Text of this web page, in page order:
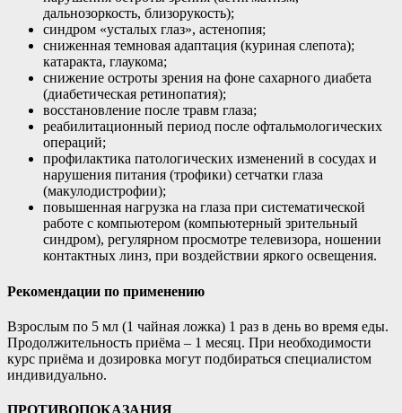
дальнозоркость, близорукость);
синдром «усталых глаз», астенопия;
сниженная темновая адаптация (куриная слепота);
катаракта, глаукома;
снижение остроты зрения на фоне сахарного диабета
(диабетическая ретинопатия);
восстановление после травм глаза;
реабилитационный период после офтальмологических
операций;
профилактика патологических изменений в сосудах и
нарушения питания (трофики) сетчатки глаза
(макулодистрофии);
повышенная нагрузка на глаза при систематической
работе с компьютером (компьютерный зрительный
синдром), регулярном просмотре телевизора, ношении
контактных линз, при воздействии яркого освещения.
Рекомендации по применению
Взрослым по 5 мл (1 чайная ложка) 1 раз в день во время еды.
Продолжительность приёма – 1 месяц. При необходимости
курс приёма и дозировка могут подбираться специалистом
индивидуально.